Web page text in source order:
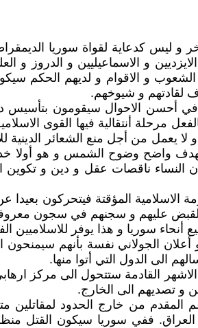
ليس كدعاية لقواة سوريا
و الاسماعيليين و الدروز و
و الاقوام و لديهم الحكم
لقادتهم و شيوخهم.
في أحسن الاحوال سيقومون بتأسيس
مرحلة أنتقالية فيها القوى
يعمل من أجل منع الشعائر الدينية
واضح وضوح الشمس و هو أولا
أن النساء ناقصات عقل و دين و
الاسلامية المؤقتة فيتحركون
القبض عليهم و سجنهم في سجون
أنحاء سوريا و هذا يوفر
أعلان الجولاني نفسة بأنهم
الى الدول التي أتوا منها.
القادمة ستتحول الى مركز
و تصديهم الى الخارج.
من خارج الحدود لمقاتلين
ففي سوريا سيكون القتل